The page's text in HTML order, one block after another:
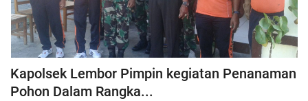
Kapolsek Lembor Pimpin kegiatan Penanaman
Pohon Dalam Rangka...